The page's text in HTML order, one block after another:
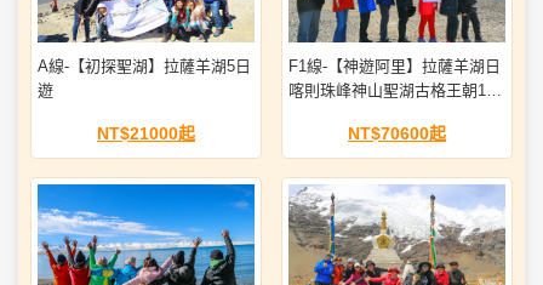
A線-【初探聖湖】拉薩羊湖5日
遊
NT$21000起
F1線-【神遊阿里】拉薩羊湖日
喀則珠峰神山聖湖古格王朝16
NT$70600起